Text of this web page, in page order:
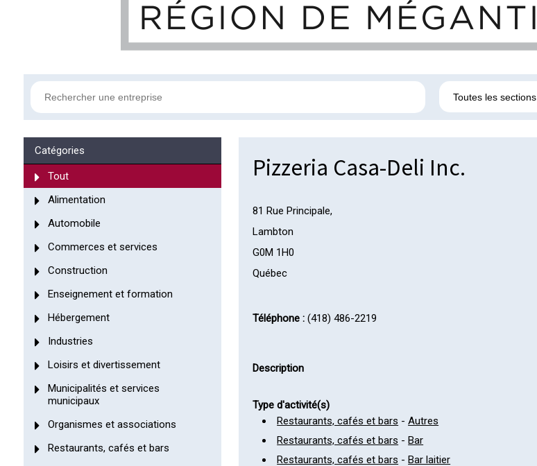
Toutes les sections
Catégories
Tout
Alimentation
Automobile
Commerces et services
Construction
Enseignement et formation
Hébergement
Industries
Loisirs et divertissement
Municipalités et services
municipaux
Organismes et associations
Restaurants, cafés et bars
Pizzeria Casa-Deli Inc.
81 Rue Principale,
Lambton
G0M 1H0
Québec
Téléphone : (418) 486-2219
Description
Type d'activité(s)
Restaurants, cafés et bars -Autres
Restaurants, cafés et bars -Bar
Restaurants, cafés et bars -Bar laitier